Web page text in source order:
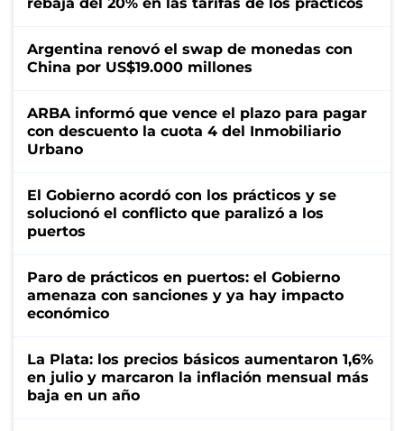
Argentina renovó el swap de monedas con
China por US$19.000 millones
ARBA informó que vence el plazo para pagar
con descuento la cuota 4 del Inmobiliario
Urbano
El Gobierno acordó con los prácticos y se
solucionó el conflicto que paralizó a los
puertos
Paro de prácticos en puertos: el Gobierno
amenaza con sanciones y ya hay impacto
económico
La Plata: los precios básicos aumentaron 1,6%
en julio y marcaron la inflación mensual más
baja en un año